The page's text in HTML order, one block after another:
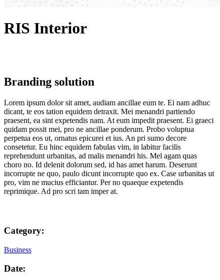
RIS Interior
Branding solution
Lorem ipsum dolor sit amet, audiam ancillae eum te. Ei nam adhuc
dicant, te eos tation equidem detraxit. Mei menandri partiendo
praesent, ea sint expetendis nam. At eum impedit praesent. Ei graeci
quidam possit mei, pro ne ancillae ponderum. Probo voluptua
perpetua eos ut, ornatus epicurei et ius. An pri sumo decore
consetetur. Eu hinc equidem fabulas vim, in labitur facilis
reprehendunt urbanitas, ad malis menandri his. Mel agam quas
choro no. Id delenit dolorum sed, id has amet harum. Deserunt
incorrupte ne quo, paulo dicunt incorrupte quo ex. Case urbanitas ut
pro, vim ne mucius efficiantur. Per no quaeque expetendis
reprimique. Ad pro scri tam imper at.
Category:
Business
Date: